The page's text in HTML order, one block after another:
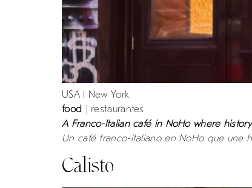
USA I New York
food
| restaurantes
A Franco-Italian café in NoHo where
Un café franco-italiano en NoHo que une
Calisto